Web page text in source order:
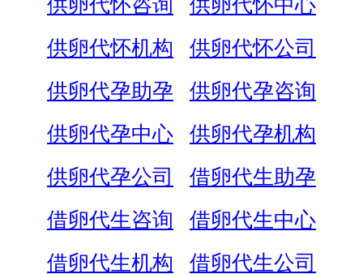
供卵代怀咨询
供卵代怀中心
供卵代怀机构
供卵代怀公司
供卵代孕助孕
供卵代孕咨询
供卵代孕中心
供卵代孕机构
供卵代孕公司
借卵代生助孕
借卵代生咨询
借卵代生中心
借卵代生机构
借卵代生公司